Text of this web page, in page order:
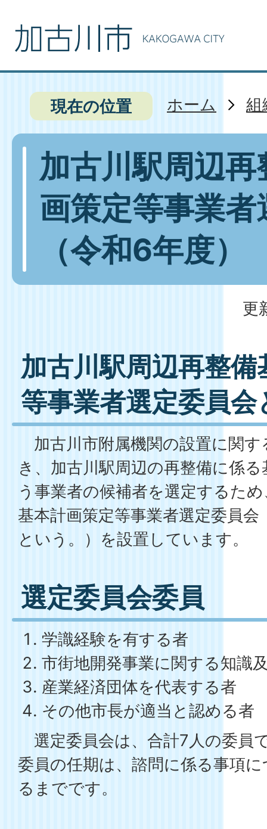
現在の位置 ホーム 組
加古川駅周辺
画策定等事業
（令和6年度）
更
加古川駅周辺再整備
等事業者選定委員会
加古川市附属機関の設置に関す
き、加古川駅周辺の再整備に係
う事業者の候補者を選定するた
基本計画策定等事業者選定委員会
という。）を設置しています。
選定委員会委員
学識経験を有する者
市街地開発事業に関する知識
産業経済団体を代表する者
その他市長が適当と認める者
選定委員会は、合計7人の委員
委員の任期は、諮問に係る事項
るまでです。